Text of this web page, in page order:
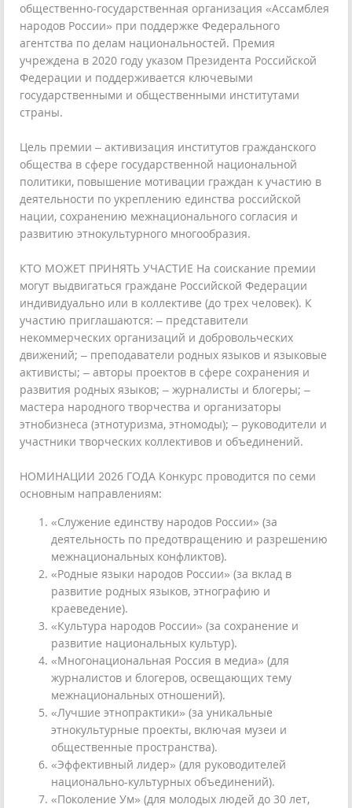
общественно-государственная организация «Ассамблея
народов России» при поддержке Федерального
агентства по делам национальностей. Премия
учреждена в 2020 году указом Президента Российской
Федерации и поддерживается ключевыми
государственными и общественными институтами
страны.
Цель премии – активизация институтов гражданского
общества в сфере государственной национальной
политики, повышение мотивации граждан к участию в
деятельности по укреплению единства российской
нации, сохранению межнационального согласия и
развитию этнокультурного многообразия.
КТО МОЖЕТ ПРИНЯТЬ УЧАСТИЕ На соискание премии
могут выдвигаться граждане Российской Федерации
индивидуально или в коллективе (до трех человек). К
участию приглашаются: – представители
некоммерческих организаций и добровольческих
движений; – преподаватели родных языков и языковые
активисты; – авторы проектов в сфере сохранения и
развития родных языков; – журналисты и блогеры; –
мастера народного творчества и организаторы
этнобизнеса (этнотуризма, этномоды); – руководители и
участники творческих коллективов и объединений.
НОМИНАЦИИ 2026 ГОДА Конкурс проводится по семи
основным направлениям:
«Служение единству народов России» (за
деятельность по предотвращению и разрешению
межнациональных конфликтов).
«Родные языки народов России» (за вклад в
развитие родных языков, этнографию и
краеведение).
«Культура народов России» (за сохранение и
развитие национальных культур).
«Многонациональная Россия в медиа» (для
журналистов и блогеров, освещающих тему
межнациональных отношений).
«Лучшие этнопрактики» (за уникальные
этнокультурные проекты, включая музеи и
общественные пространства).
«Эффективный лидер» (для руководителей
национально-культурных объединений).
«Поколение Ум» (для молодых людей до 30 лет,